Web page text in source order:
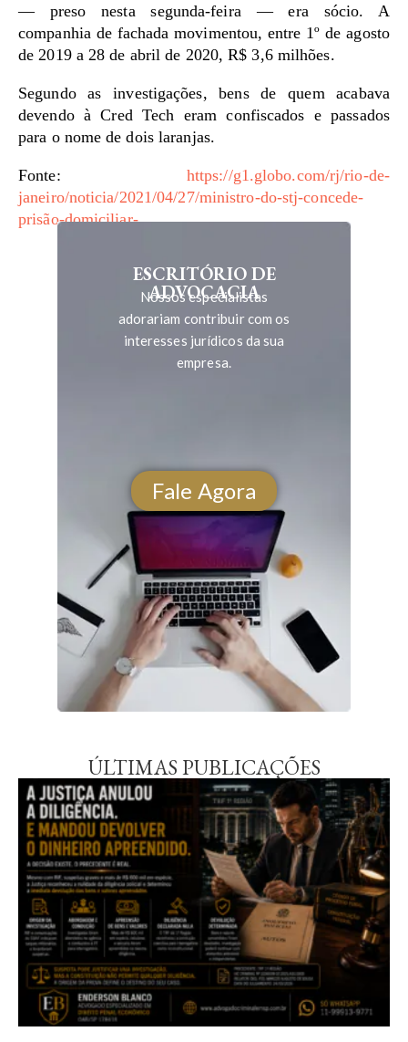
— preso nesta segunda-feira — era sócio. A
companhia de fachada movimentou, entre 1º de agosto
de 2019 a 28 de abril de 2020, R$ 3,6 milhões.
Segundo as investigações, bens de quem acabava
devendo à Cred Tech eram confiscados e passados
para o nome de dois laranjas.
Fonte: https://g1.globo.com/rj/rio-de-
janeiro/noticia/2021/04/27/ministro-do-stj-concede-
prisão-domiciliar-…
ESCRITÓRIO DE
ADVOCACIA
Nossos especialistas
adorariam contribuir com os
interesses jurídicos da sua
empresa.
ÚLTIMAS PUBLICAÇÕES
Fale Agora